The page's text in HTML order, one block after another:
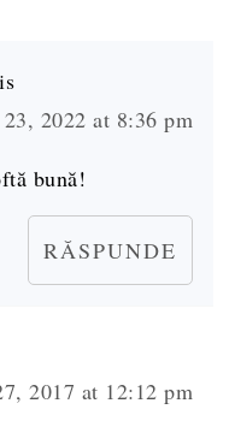
2022 at 8:36 pm
bună!
RĂSPUNDE
2017 at 12:12 pm